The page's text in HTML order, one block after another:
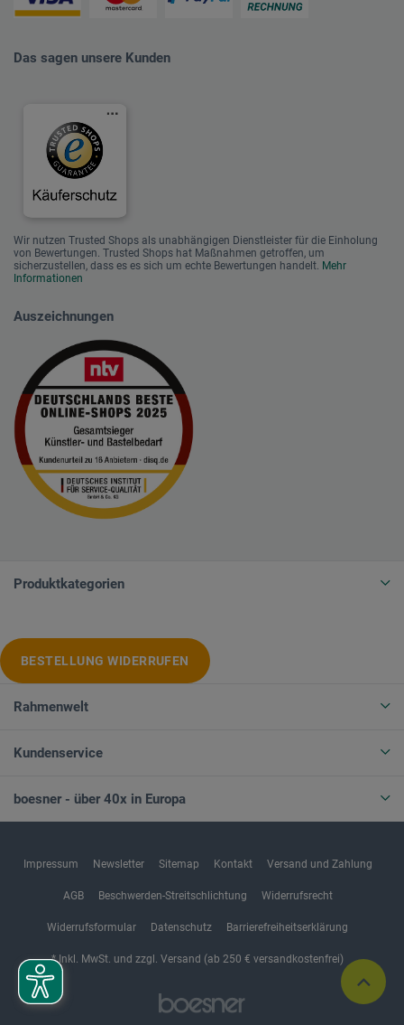
Das sagen unsere Kunden
Wir nutzen Trusted Shops als unabhängigen Dienstleister für die Einholung
von Bewertungen. Trusted Shops hat Maßnahmen getroffen, um
sicherzustellen, dass es es sich um echte Bewertungen handelt. Mehr
Informationen
Auszeichnungen
Produktkategorien
BESTELLUNG WIDERRUFEN
Rahmenwelt
Kundenservice
boesner - über 40x in Europa
Impressum Newsletter Sitemap Kontakt Versand und Zahlung
AGB Beschwerden-Streitschlichtung Widerrufsrecht
Widerrufsformular Datenschutz Barrierefreiheitserklärung
* Inkl. MwSt. und zzgl. Versand (ab 250 € versandkostenfrei)